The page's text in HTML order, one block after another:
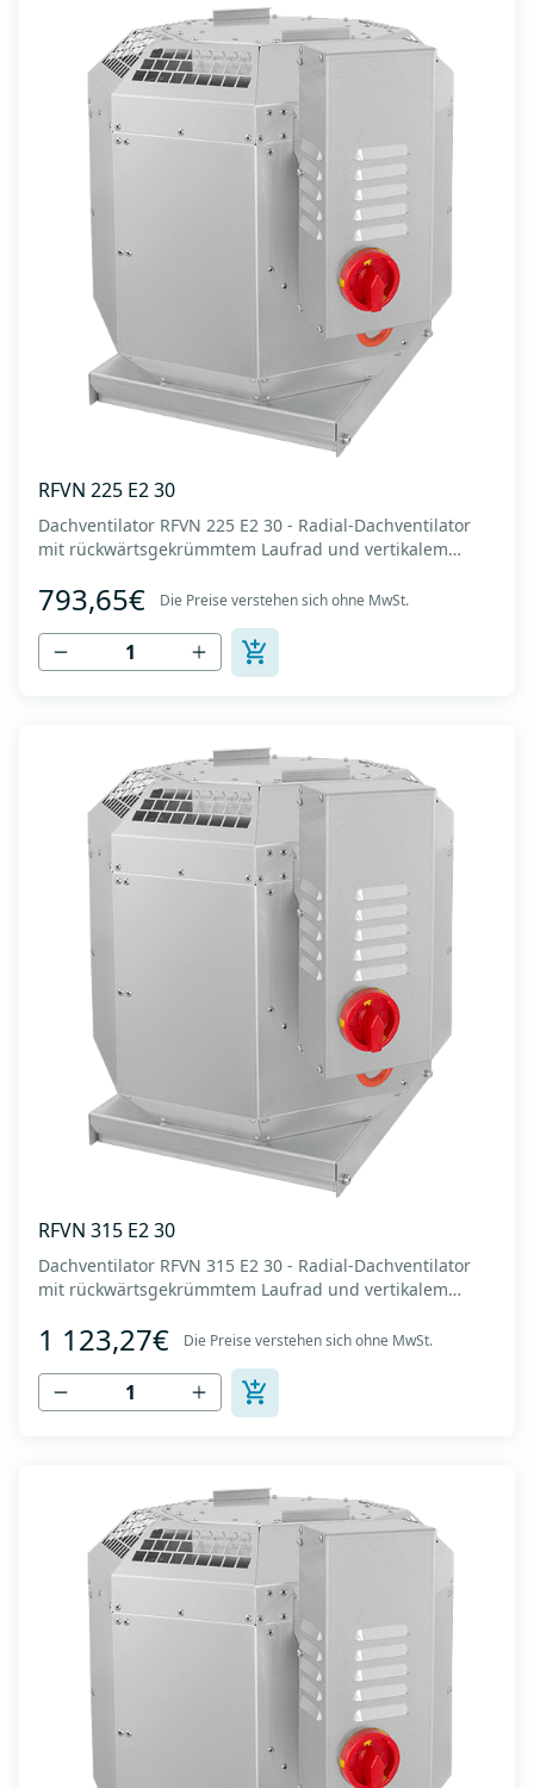
RFVN 225 E2 30
Dachventilator RFVN 225 E2 30 - Radial-Dachventilator
mit rückwärtsgekrümmtem Laufrad und vertikalem
Luftdurchsatz: bis zu 1.720 m3/h - Für Dauerbetrieb mit
Temperaturen bis 120 °C - Luftauslass mit Schutzgitter -
Zur Reinigung und Wartung lässt s...
793,65€ Die Preise verstehen sich ohne MwSt.
RFVN 315 E2 30
Dachventilator RFVN 315 E2 30 - Radial-Dachventilator
mit rückwärtsgekrümmtem Laufrad und vertikalem
Luftdurchsatz: bis zu 3.860 m3/h - Für Dauerbetrieb mit
Temperaturen bis 120 °C - Luftauslass mit Schutzgitter -
Zur Reinigung und Wartung lässt s...
1 123,27€ Die Preise verstehen sich ohne MwSt.